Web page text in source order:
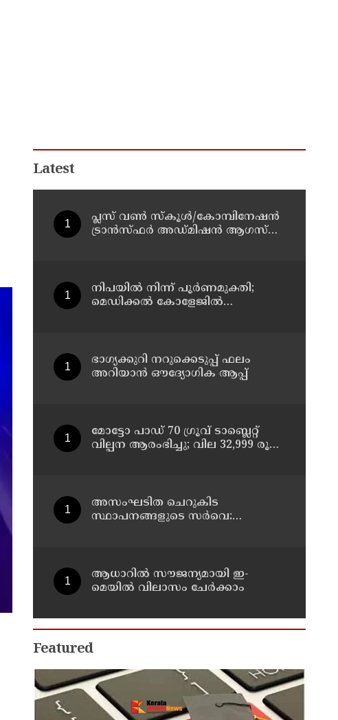
Latest
പ്ലസ് വൺ സ്‌കൂൾ/കോമ്പിനേഷൻ
ട്രാൻസ്ഫർ അഡ്മിഷൻ ആഗസ്ത്
നിപയിൽ നിന്ന് പൂർണമുക്തി;
മെഡിക്കൽ കോളേജിൽ
ഭാഗ്യക്കുറി നറുക്കെടുപ്പ് ഫലം
അറിയാൻ ഔദ്യോഗിക ആപ്പ്
മോട്ടോ പാഡ് 70 ഗ്രൂവ് ടാബ്ലെറ്റ്
വില്പന ആരംഭിച്ചു; വില 32,999 രൂപ
അസംഘടിത ചെറുകിട
സ്ഥാപനങ്ങളുടെ സർവെ:
ആധാറിൽ സൗജന്യമായി ഇ-
മെയിൽ വിലാസം ചേർക്കാം
Featured